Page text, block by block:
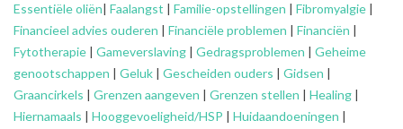
Essentiële oliën| Faalangst | Familie-opstellingen | Fibromyalgie |
Financieel advies ouderen | Financiële problemen | Financiën |
Fytotherapie | Gameverslaving | Gedragsproblemen | Geheime
genootschappen | Geluk | Gescheiden ouders | Gidsen |
Graancirkels | Grenzen aangeven | Grenzen stellen | Healing |
Hiernamaals | Hooggevoeligheid/HSP | Huidaandoeningen |